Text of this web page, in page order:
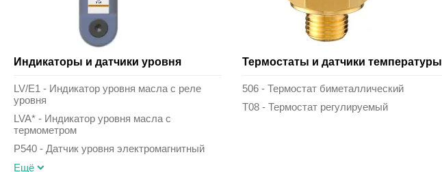
Индикаторы и датчики уровня
LV/E1 - Индикатор уровня масла с реле
уровня
LVA* - Индикатор уровня масла с
термометром
P540 - Датчик уровня электромагнитный
Ещё
Термостаты и датчики температуры
506 - Термостат биметаллический
T08 - Термостат регулируемый